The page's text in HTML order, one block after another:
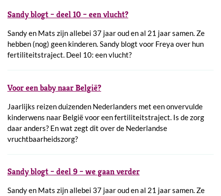
Sandy blogt – deel 10 – een vlucht?
Sandy en Mats zijn allebei 37 jaar oud en al 21 jaar samen. Ze
hebben (nog) geen kinderen. Sandy blogt voor Freya over hun
fertiliteitstraject. Deel 10: een vlucht?
Voor een baby naar België?
Jaarlijks reizen duizenden Nederlanders met een onvervulde
kinderwens naar België voor een fertiliteitstraject. Is de zorg
daar anders? En wat zegt dit over de Nederlandse
vruchtbaarheidszorg?
Sandy blogt – deel 9 – we gaan verder
Sandy en Mats zijn allebei 37 jaar oud en al 21 jaar samen. Ze